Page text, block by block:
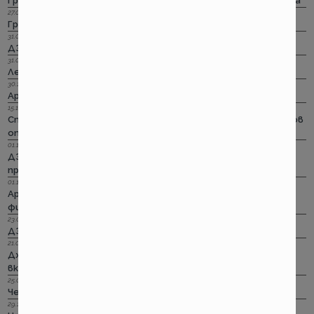
27.04.2023 г.
Групама: За каското
31.03.2023 г.
ДЗИ: Отличници в ликвидацията по каско
31.03.2023 г.
Лев Инс: Още месец на промоция по каско
30.11.2022 г.
Армеец: И асистанс за България по каско
15.11.2022 г.
Стикерът по гражданска отговорност с впечатляващ нов
опит да влезе в историята
01.11.2022 г.
ДЗИ: Стрийминг застраховката за злополука на промоция
през ноември
01.11.2022 г.
Армеец: Имуществото на лимит на промоция. Това за
фирмите също
23.09.2022 г.
ДЗИ: Ами няма такова каско!
21.09.2022 г.
Дженерали: Критични болести по злополука и заболяване,
включително и при задължителната трудова.
25.08.2022 г.
Черно бялото ще е новото зелено и у нас. Дали?
29.12.2018 г.